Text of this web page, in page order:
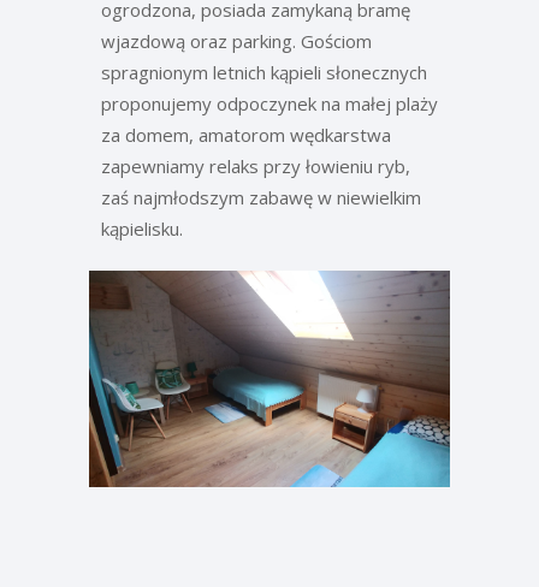
ogrodzona, posiada zamykaną bramę
wjazdową oraz parking. Gościom
spragnionym letnich kąpieli słonecznych
proponujemy odpoczynek na małej plaży
za domem, amatorom wędkarstwa
zapewniamy relaks przy łowieniu ryb,
zaś najmłodszym zabawę w niewielkim
kąpielisku.